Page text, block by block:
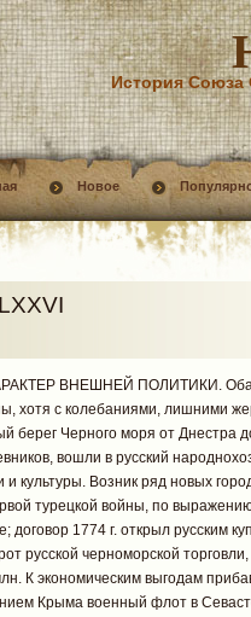
История Союза
Новое
ВНЕШНЕЙ ПОЛИТИКИ. Оба
хотя с колебаниями, лишними
берег Черного моря от Днестра
вошли в русский
и культуры. Возник ряд новых
турецкой войны, по
договор 1774 г. открыл русским
русской черноморской
К экономическим выгодам
Крыма военный флот в